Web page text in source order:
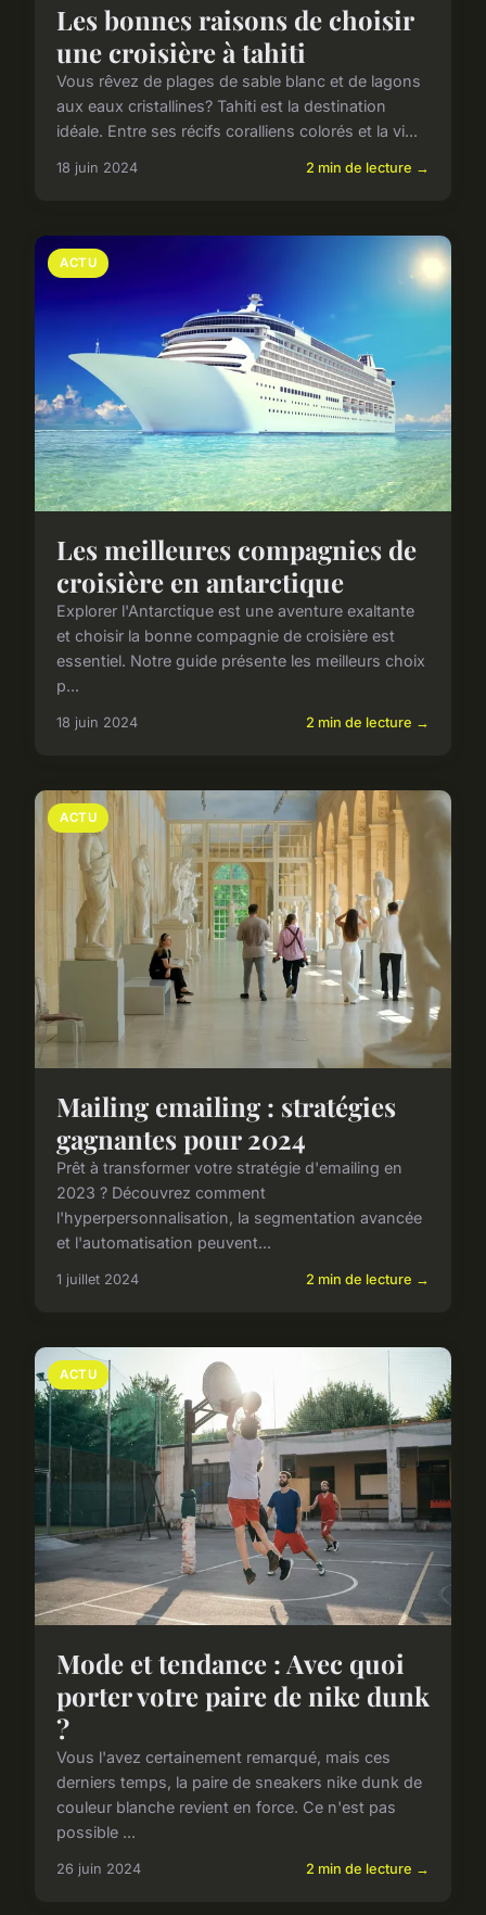
Les bonnes raisons de choisir
une croisière à tahiti
Vous rêvez de plages de sable blanc et de lagons
aux eaux cristallines? Tahiti est la destination
idéale. Entre ses récifs coralliens colorés et la vi...
18 juin 2024 2 min de lecture →
ACTU
Les meilleures compagnies de
croisière en antarctique
Explorer l'Antarctique est une aventure exaltante
et choisir la bonne compagnie de croisière est
essentiel. Notre guide présente les meilleurs choix
p...
18 juin 2024 2 min de lecture →
ACTU
Mailing emailing : stratégies
gagnantes pour 2024
Prêt à transformer votre stratégie d'emailing en
2023 ? Découvrez comment
l'hyperpersonnalisation, la segmentation avancée
et l'automatisation peuvent...
1 juillet 2024 2 min de lecture →
ACTU
Mode et tendance : Avec quoi
porter votre paire de nike dunk
?
Vous l'avez certainement remarqué, mais ces
derniers temps, la paire de sneakers nike dunk de
couleur blanche revient en force. Ce n'est pas
possible ...
26 juin 2024 2 min de lecture →